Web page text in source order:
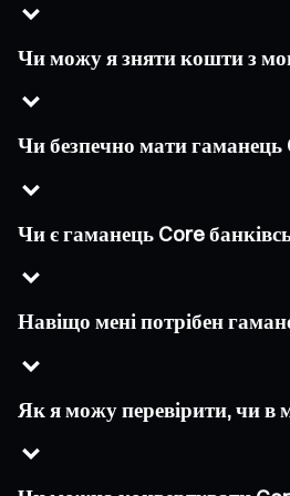
Чи можу я зняти кошти з
Чи безпечно мати гаманець
Чи є гаманець Core
Навіщо мені потрібен
Як я можу перевірити, чи в